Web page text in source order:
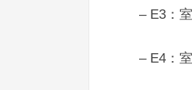
– E3：
– E4：